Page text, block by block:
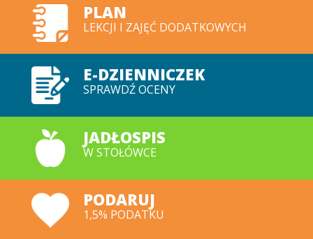
PLAN
LEKCJI I ZAJĘĆ DODATKOWYCH
E-DZIENNICZEK
SPRAWDŹ OCENY
JADŁOSPIS
W STOŁÓWCE
PODARUJ
1,5% PODATKU